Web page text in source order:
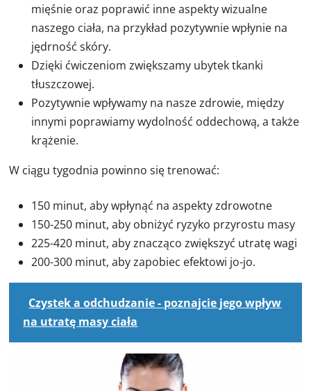
mięśnie oraz poprawić inne aspekty wizualne
naszego ciała, na przykład pozytywnie wpłynie na
jędrność skóry.
Dzięki ćwiczeniom zwiększamy ubytek tkanki
tłuszczowej.
Pozytywnie wpływamy na nasze zdrowie, między
innymi poprawiamy wydolność oddechową, a także
krążenie.
W ciągu tygodnia powinno się trenować:
150 minut, aby wpłynąć na aspekty zdrowotne
150-250 minut, aby obniżyć ryzyko przyrostu masy
225-420 minut, aby znacząco zwiększyć utratę wagi
200-300 minut, aby zapobiec efektowi jo-jo.
Czystek a odchudzanie - poznajcie jego wpływ
na utratę masy ciała